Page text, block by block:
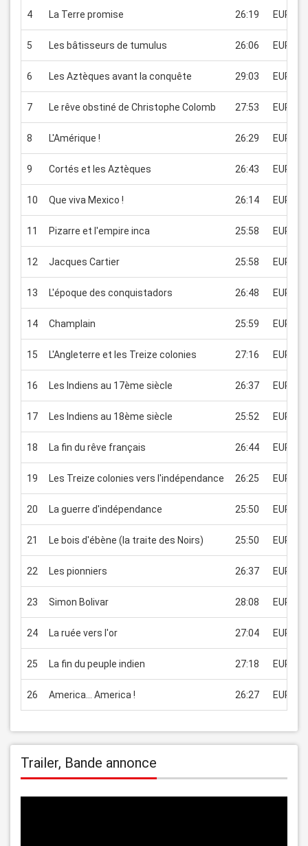
4 La Terre promise 26:19 EUR
5 Les bâtisseurs de tumulus 26:06 EUR
6 Les Aztèques avant la conquête 29:03 EUR
7 Le rêve obstiné de Christophe Colomb 27:53 EUR
8 L'Amérique ! 26:29 EUR
9 Cortés et les Aztèques 26:43 EUR
10 Que viva Mexico ! 26:14 EUR
11 Pizarre et l'empire inca 25:58 EUR
12 Jacques Cartier 25:58 EUR
13 L'époque des conquistadors 26:48 EUR
14 Champlain 25:59 EUR
15 L'Angleterre et les Treize colonies 27:16 EUR
16 Les Indiens au 17ème siècle 26:37 EUR
17 Les Indiens au 18ème siècle 25:52 EUR
18 La fin du rêve français 26:44 EUR
19 Les Treize colonies vers l'indépendance 26:25 EUR
20 La guerre d'indépendance 25:50 EUR
21 Le bois d'ébène (la traite des Noirs) 25:50 EUR
22 Les pionniers 26:37 EUR
23 Simon Bolivar 28:08 EUR
24 La ruée vers l'or 27:04 EUR
25 La fin du peuple indien 27:18 EUR
26 America... America ! 26:27 EUR
Trailer, Bande annonce